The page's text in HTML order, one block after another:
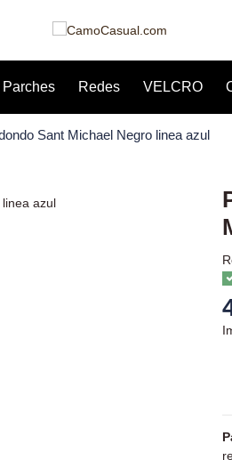
Parches Redes VELCRO
Sant Michael Negro linea azul